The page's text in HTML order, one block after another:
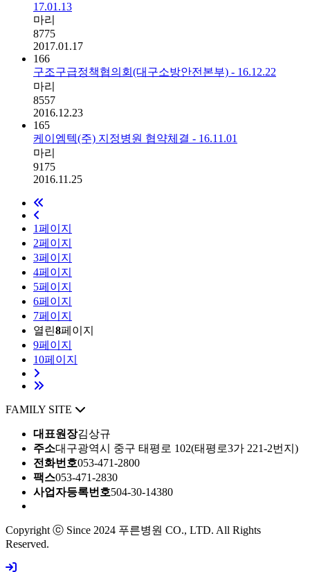
17.01.13
마리
8775
2017.01.17
166
구조구급정책협의회(대구소방안전본부) - 16.12.22
마리
8557
2016.12.23
165
케이엠텍(주) 지정병원 협약체결 - 16.11.01
마리
9175
2016.11.25
1페이지
2페이지
3페이지
4페이지
5페이지
6페이지
7페이지
열린8페이지
9페이지
10페이지
FAMILY SITE
대표원장김상규
주소대구광역시 중구 태평로 102(태평로3가 221-2번지)
전화번호053-471-2800
팩스053-471-2830
사업자등록번호504-30-14380
Copyright ⓒ Since 2024 푸른병원 CO., LTD. All Rights
Reserved.